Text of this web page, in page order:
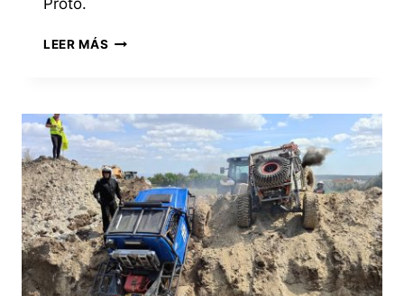
Proto.
LEER MÁS
SUZUKI
SAMURAI,
PARTICIPARÁ
EN
EL
EXTREME
4×4
DE
PIZARRA
2026